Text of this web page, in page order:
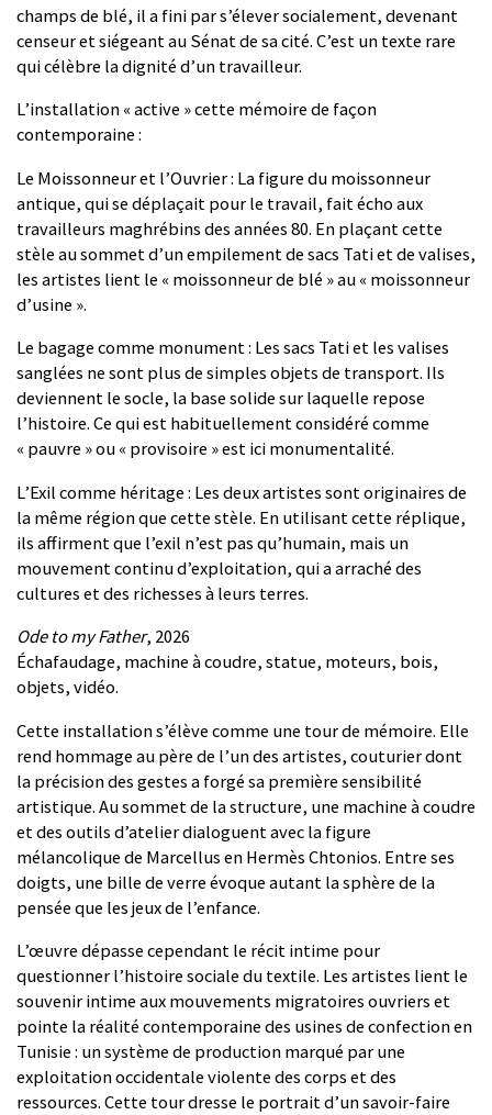
champs de blé, il a fini par s’élever socialement, devenant
censeur et siégeant au Sénat de sa cité. C’est un texte rare
qui célèbre la dignité d’un travailleur.
L’installation « active » cette mémoire de façon
contemporaine :
Le Moissonneur et l’Ouvrier : La figure du moissonneur
antique, qui se déplaçait pour le travail, fait écho aux
travailleurs maghrébins des années 80. En plaçant cette
stèle au sommet d’un empilement de sacs Tati et de valises,
les artistes lient le « moissonneur de blé » au « moissonneur
d’usine ».
Le bagage comme monument : Les sacs Tati et les valises
sanglées ne sont plus de simples objets de transport. Ils
deviennent le socle, la base solide sur laquelle repose
l’histoire. Ce qui est habituellement considéré comme
« pauvre » ou « provisoire » est ici monumentalité.
L’Exil comme héritage : Les deux artistes sont originaires de
la même région que cette stèle. En utilisant cette réplique,
ils affirment que l’exil n’est pas qu’humain, mais un
mouvement continu d’exploitation, qui a arraché des
cultures et des richesses à leurs terres.
Ode to my Father, 2026
Échafaudage, machine à coudre, statue, moteurs, bois,
objets, vidéo.
Cette installation s’élève comme une tour de mémoire. Elle
rend hommage au père de l’un des artistes, couturier dont
la précision des gestes a forgé sa première sensibilité
artistique. Au sommet de la structure, une machine à coudre
et des outils d’atelier dialoguent avec la figure
mélancolique de Marcellus en Hermès Chtonios. Entre ses
doigts, une bille de verre évoque autant la sphère de la
pensée que les jeux de l’enfance.
L’œuvre dépasse cependant le récit intime pour
questionner l’histoire sociale du textile. Les artistes lient le
souvenir intime aux mouvements migratoires ouvriers et
pointe la réalité contemporaine des usines de confection en
Tunisie : un système de production marqué par une
exploitation occidentale violente des corps et des
ressources. Cette tour dresse le portrait d’un savoir-faire